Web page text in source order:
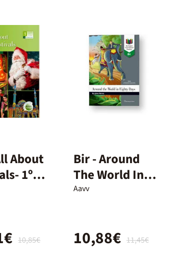
About
1º
10,85€
Bir - Around
The World In
Eighty Days -
Aavv
11,45€
10,88€